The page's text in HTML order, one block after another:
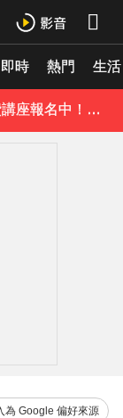
即時 熱門 生活
萬人撤離
資深歌手「小秦漢」張海漢辭世享壽68歲 好友證實噩耗
《理財達人秀》X 安聯投信免費講座報名中！搶先卡位 2027
為 Google 偏好來源